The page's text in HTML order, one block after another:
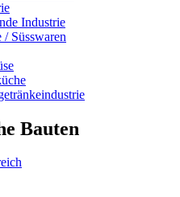
Industrie
Süsswaren
Bauten